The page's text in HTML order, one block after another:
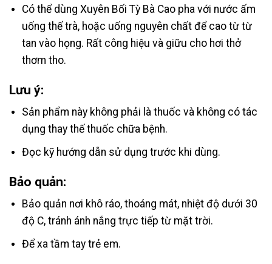
Có thể dùng Xuyên Bối Tỳ Bà Cao pha với nước ấm
uống thế trà, hoặc uống nguyên chất để cao từ từ
tan vào họng. Rất công hiệu và giữu cho hơi thở
thơm tho.
Lưu ý:
Sản phẩm này không phải là thuốc và không có tác
dụng thay thế thuốc chữa bệnh.
Đọc kỹ hướng dẫn sử dụng trước khi dùng.
Bảo quản:
Bảo quản nơi khô ráo, thoáng mát, nhiệt độ dưới 30
độ C, tránh ánh nắng trực tiếp từ mặt trời.
Để xa tầm tay trẻ em.